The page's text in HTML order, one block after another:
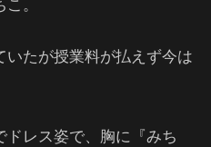
たが授業料が払えず今は
レス姿で、胸に『みち